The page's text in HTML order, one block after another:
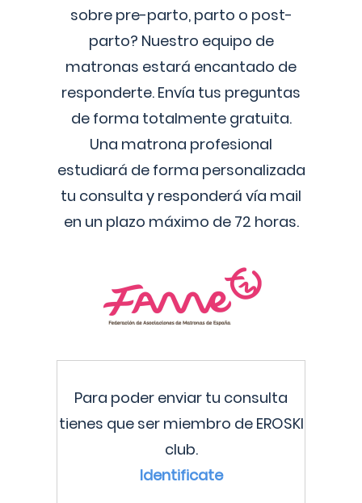
sobre pre-parto, parto o post-
parto? Nuestro equipo de
matronas estará encantado de
responderte. Envía tus preguntas
de forma totalmente gratuita.
Una matrona profesional
estudiará de forma personalizada
tu consulta y responderá vía mail
en un plazo máximo de 72 horas.
Para poder enviar tu consulta
tienes que ser miembro de EROSKI
club.
Identificate